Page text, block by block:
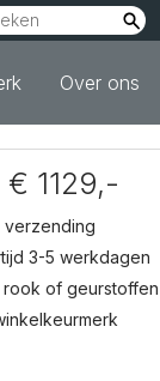
Over ons
€ 1129,-
verzending
3-5 werkdagen
rook of geurstoffen